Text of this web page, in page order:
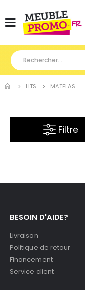
Basculer
LITS MATELAS
Filtre
BESOIN D'AIDE?
Livraison
Politique de retour
Financement
Service client